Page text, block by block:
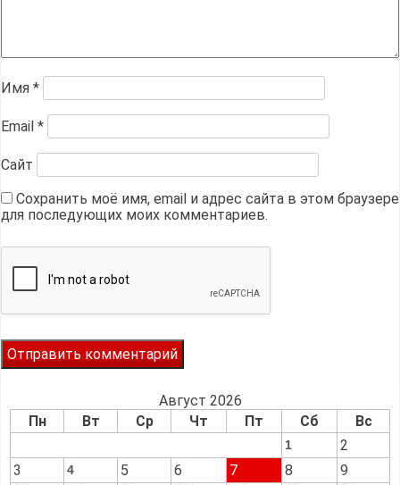
Имя *
Email *
Сайт
Сохранить моё имя, email и адрес сайта в этом браузере
для последующих моих комментариев.
Август 2026
Пн
Вт Ср Чт Пт Сб Вс
1
2
3
4 5 6 7 8
9